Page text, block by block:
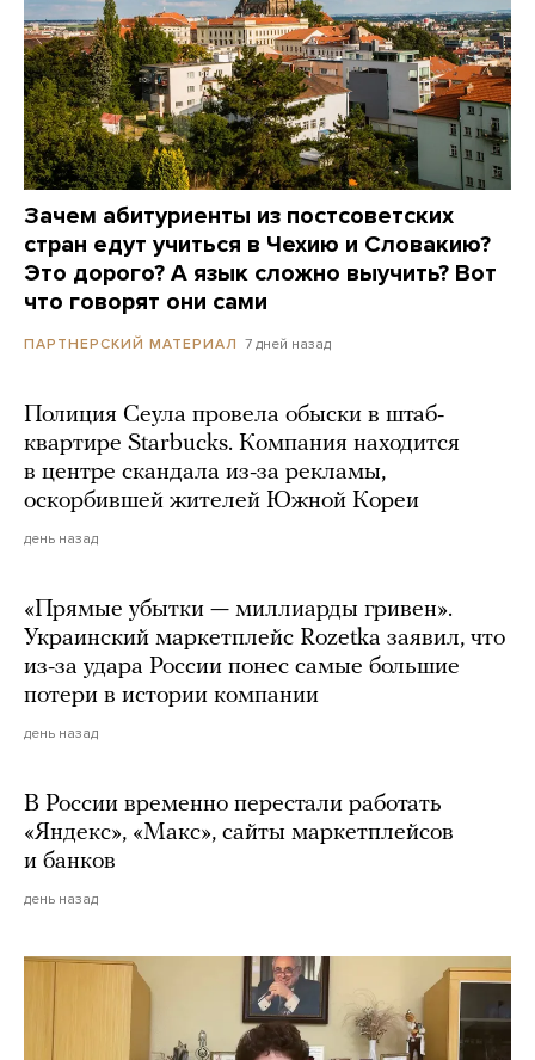
Зачем абитуриенты из постсоветских
стран едут учиться в Чехию и Словакию?
Это дорого? А язык сложно выучить? Вот
что говорят они сами
ПАРТНЕРСКИЙ МАТЕРИАЛ 7 дней назад
Полиция Сеула провела обыски в штаб-
квартире Starbucks. Компания находится
в центре скандала из-за рекламы,
оскорбившей жителей Южной Кореи
день назад
«Прямые убытки — миллиарды гривен».
Украинский маркетплейс Rozetka заявил, что
из-за удара России понес самые большие
потери в истории компании
день назад
В России временно перестали работать
«Яндекс», «Макс», сайты маркетплейсов
и банков
день назад